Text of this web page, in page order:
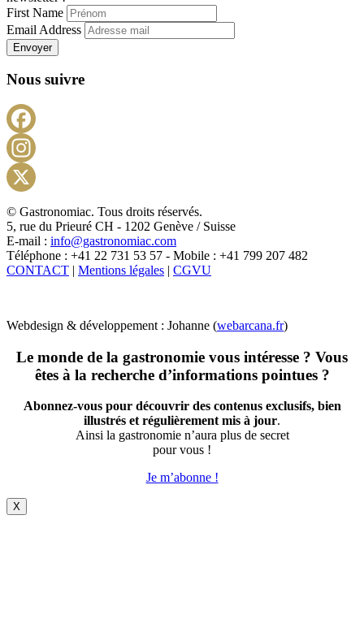
First Name
Email Address
Envoyer
Nous suivre
X
© Gastronomiac. Tous droits réservés.
5, rue du Prieuré CH - 1202 Genève / Suisse
E-mail : info@gastronomiac.com
Téléphone : +41 22 731 53 57 - Mobile : +41 799 207 482
CONTACT | Mentions légales | CGVU
Webdesign & développement : Johanne (webarcana.fr)
Le monde de la gastronomie vous intéresse ? Vous
êtes à la recherche d’informations pointues ?
Abonnez-vous pour découvrir des contenus exclusifs, bien
illustrés et régulièrement mis à jour.
Ainsi la gastronomie n’aura plus de secret
pour vous !
Je m’abonne !
X